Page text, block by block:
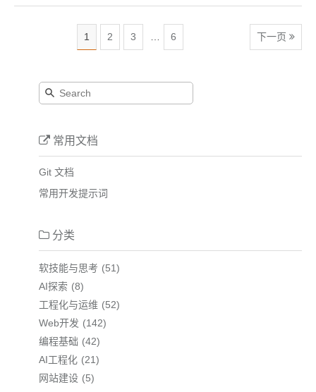
1 2 3 6 下一页
常用文档
Git 文档
常用开发提示词
分类
软技能与思考
51
AI探索
8
工程化与运维
52
Web开发
142
编程基础
42
AI工程化
21
网站建设
5